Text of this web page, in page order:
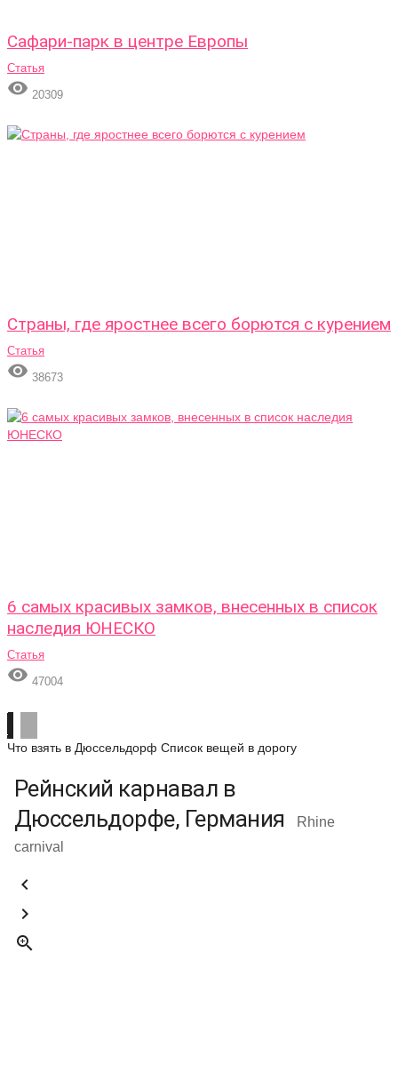
Сафари-парк в центре Европы
Статья
 20309
Страны, где яростнее всего борются с курением
Статья
 38673
6 самых красивых замков, внесенных в список
наследия ЮНЕСКО
Статья
 47004
Что взять в Дюссельдорф Список вещей в дорогу
Рейнский карнавал в
Дюссельдорфе, Германия
Rhine
carnival


